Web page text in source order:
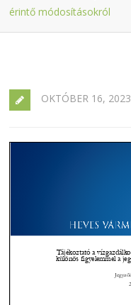
érintő módosításokról
OKTÓBER 16, 2023